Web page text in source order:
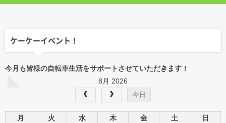
ケーケーイベント！
今月も皆様の自転車生活をサポートさせていただきます！
8月 2026
今日
月 火 水 木 金 土
日